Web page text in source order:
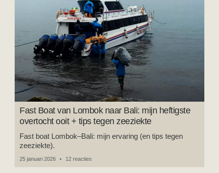
Fast Boat van Lombok naar Bali: mijn heftigste
overtocht ooit + tips tegen zeeziekte
Fast boat Lombok–Bali: mijn ervaring (en tips tegen
zeeziekte).
25 januari 2026 12 reacties